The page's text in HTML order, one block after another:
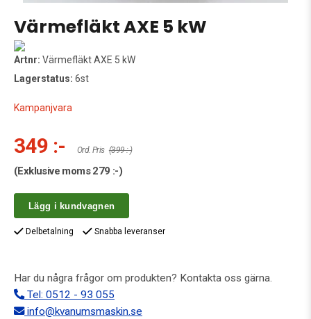
Värmefläkt AXE 5 kW
Artnr: Värmefläkt AXE 5 kW
Lagerstatus: 6st
Kampanjvara
349 :- Ord. Pris (399 :-)
(Exklusive moms279 :-)
Lägg i kundvagnen
Delbetalning Snabba leveranser
Har du några frågor om produkten? Kontakta oss gärna.
Tel: 0512 - 93 055
info@kvanumsmaskin.se